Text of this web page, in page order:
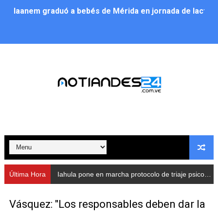
Iaanem graduó a bebés de Mérida en jornada de
Alcalde Nelson Álvarez llevó jornada recreativa a la
Nevado Gas optimiza servicio residencial en la
Balance semestral impulsa inclusión y atención a
Plan Vacacional Comunitario “Ríe 2026” recorre las
Alcaldía del Municipio Libertador realizó una jornada
Última Hora Iahula pone en marcha protocolo de triaje psicosocial para atender a rescatistas
Vásquez: "Los responsables deben dar la